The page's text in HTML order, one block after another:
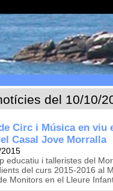
del 10/10/
Circ i Música en viu
Casal Jove Morralla
educatiu i talleristes del
del curs 2015-2016 al
Monitors en el Lleure